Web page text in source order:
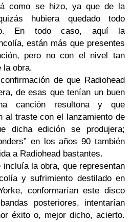
como se hizo, ya que de la
hubiera quedado todo
En todo caso, aquí la
están más que presentes
pero no con el nivel tan
la obra.
de que Radiohead
de esas que tenían un buen
canción resultona y que
al traste con el lanzamiento de
dicha edición se produjera;
en los años 90 también
a Radiohead bastantes.
la obra, que representan
y sufrimiento destilado en
conformarían este disco
posteriores, intentarían
éxito o, mejor dicho, acierto.